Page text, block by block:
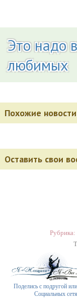
Рубрика:
Поделись с подругой
Социальных
Это надо
любимых
Похожие новости
Оставить свои